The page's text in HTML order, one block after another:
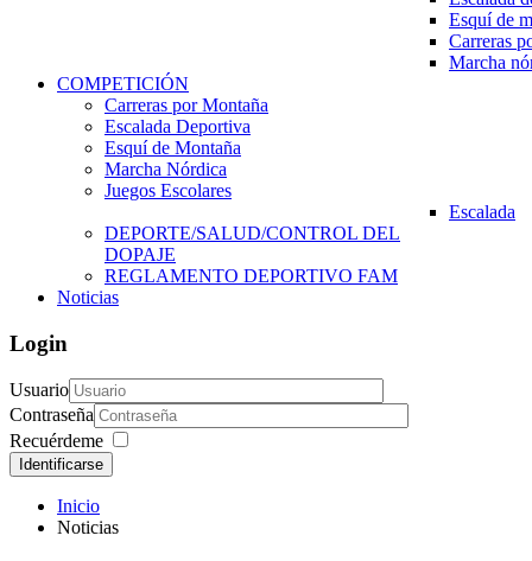
Esquí de
Carreras
Marcha
COMPETICIÓN
Carreras por Montaña
Escalada Deportiva
Esquí de Montaña
Marcha Nórdica
Juegos Escolares
Escalada
DEPORTE/SALUD/CONTROL DEL
DOPAJE
REGLAMENTO DEPORTIVO FAM
Noticias
Login
Usuario
Contraseña
Recuérdeme
Identificarse
Inicio
Noticias